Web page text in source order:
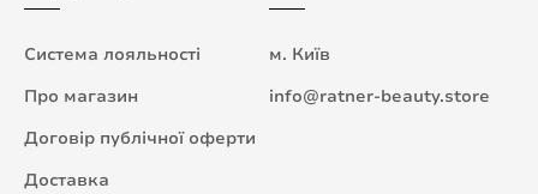
Система лояльності
Про магазин
Договір публічної оферти
Доставка
м. Київ
info@ratner-beauty.store